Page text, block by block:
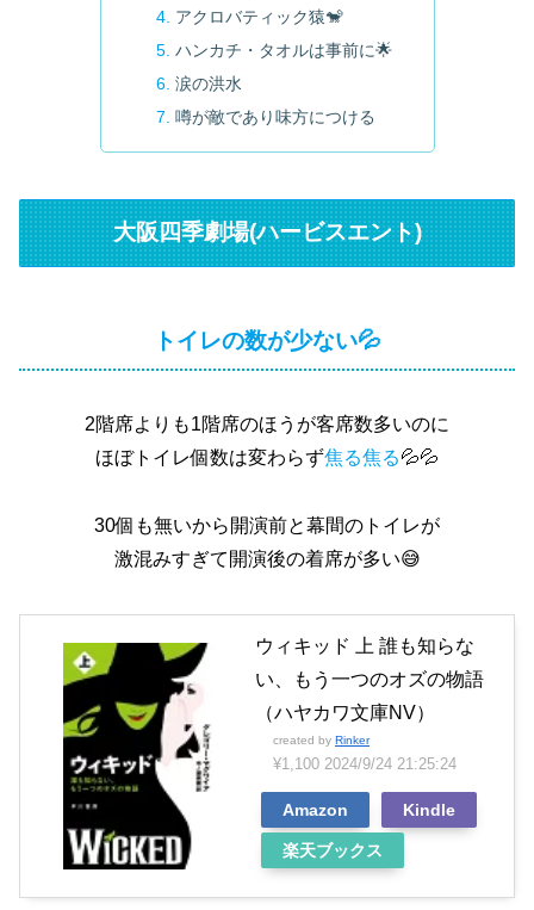
アクロバティック猿🐒
ハンカチ・タオルは事前に🌟
涙の洪水
噂が敵であり味方につける
大阪四季劇場(ハービスエント)
トイレの数が少ない💦
2階席よりも1階席のほうが客席数多いのに
ほぼトイレ個数は変わらず焦る焦る💦💦
30個も無いから開演前と幕間のトイレが
激混みすぎて開演後の着席が多い😅
ウィキッド 上 誰も知らな
い、もう一つのオズの物語
（ハヤカワ文庫NV）
created by Rinker
¥1,100 2024/9/24 21:25:24
Amazon Kindle
楽天ブックス